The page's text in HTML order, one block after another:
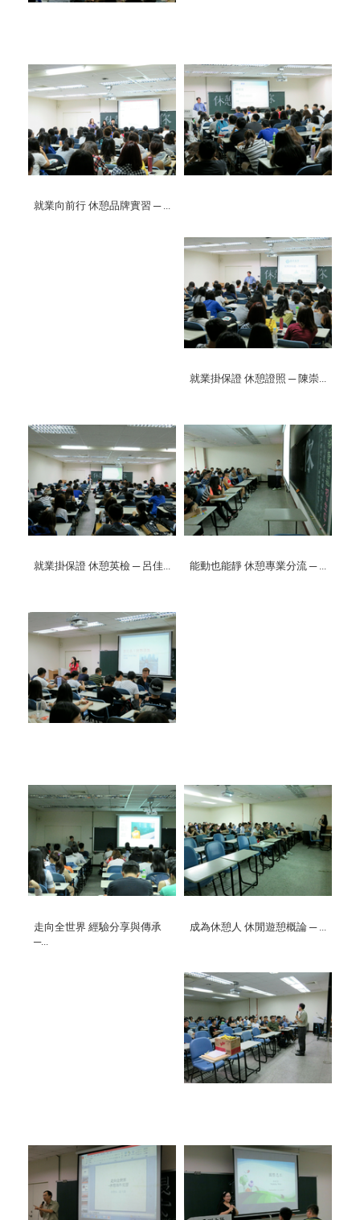
就業向前行 休憩品牌實習 ─ ...
就業掛保證 休憩證照 ─ 陳崇...
就業掛保證 休憩英檢 ─ 呂佳... 能動也能靜 休憩專業分流 ─ ...
走向全世界 經驗分享與傳承
─...
成為休憩人 休閒遊憩概論 ─ ...